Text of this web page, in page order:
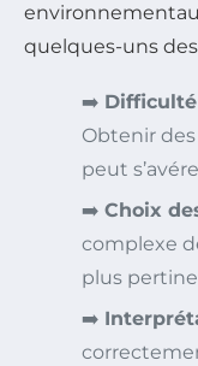
quelques-uns
➡️
Obtenir
peut
➡️ Choix
complexe
plus
➡️